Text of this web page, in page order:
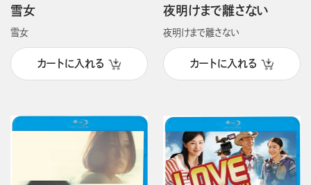
雪女
雪女
カートに入れる
夜明けまで離さない
夜明けまで離さない
カートに入れる